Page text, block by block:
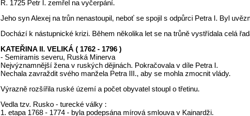
R. 1725 Petr I. zemřel na vyčerpání.
Jeho syn Alexej na trůn nenastoupil, neboť se spojil s odpůrci Petra I. Byl
Dochází k nástupnické krizi. Během několika let se na trůně vystřídala celá
KATEŘINA II. VELIKÁ ( 1762 - 1796 )
- Semiramis severu, Ruská Minerva
Nejvýznamnější žena v ruských dějinách. Pokračovala v díle Petra I.
Nechala zavraždit svého manžela Petra III., aby se mohla zmocnit vlády.
Výrazně rozšířila ruské území a počet obyvatel stoupl o třetinu.
Vedla tzv. Rusko - turecké války :
1. etapa 1768 - 1774 - byla podepsána mírová smlouva v Kainardži.